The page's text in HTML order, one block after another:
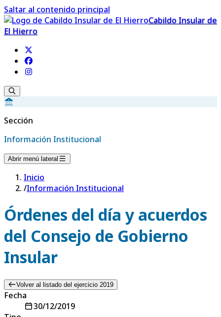
Saltar al contenido principal
Cabildo Insular de
El Hierro
Sección
Información Institucional
Abrir menú lateral
Inicio
/Información Institucional
Órdenes del día y acuerdos
del Consejo de Gobierno
Insular
Volver al listado del ejercicio 2019
Fecha
30/12/2019